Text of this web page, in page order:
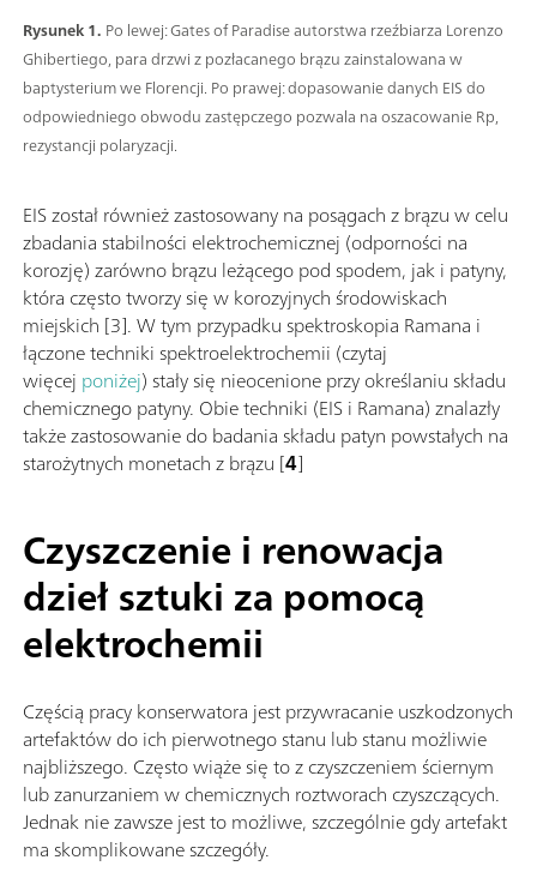
Rysunek 1. Po lewej: Gates of Paradise autorstwa rzeźbiarza Lorenzo
Ghibertiego, para drzwi z pozłacanego brązu zainstalowana w
baptysterium we Florencji. Po prawej: dopasowanie danych EIS do
odpowiedniego obwodu zastępczego pozwala na oszacowanie Rp,
rezystancji polaryzacji.
EIS został również zastosowany na posągach z brązu w celu
zbadania stabilności elektrochemicznej (odporności na
korozję) zarówno brązu leżącego pod spodem, jak i patyny,
która często tworzy się w korozyjnych środowiskach
miejskich [3]. W tym przypadku spektroskopia Ramana i
łączone techniki spektroelektrochemii (czytaj
więcej poniżej) stały się nieocenione przy określaniu składu
chemicznego patyny. Obie techniki (EIS i Ramana) znalazły
także zastosowanie do badania składu patyn powstałych na
starożytnych monetach z brązu [4]
Czyszczenie i renowacja
dzieł sztuki za pomocą
elektrochemii
Częścią pracy konserwatora jest przywracanie uszkodzonych
artefaktów do ich pierwotnego stanu lub stanu możliwie
najbliższego. Często wiąże się to z czyszczeniem ściernym
lub zanurzaniem w chemicznych roztworach czyszczących.
Jednak nie zawsze jest to możliwe, szczególnie gdy artefakt
ma skomplikowane szczegóły.